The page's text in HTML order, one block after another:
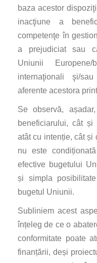
baza acestor
inacţiune a
competenţe în
a prejudiciat sau
Uniunii
internaţionali şi/
aferente acestora
Se observă,
beneficiarului, cât
atât cu intenție, cât și
nu este
efective bugetului
și simpla
bugetul Uniunii.
Subliniem acest
înțeleg de ce o
conformitate poate
finanțării, deși